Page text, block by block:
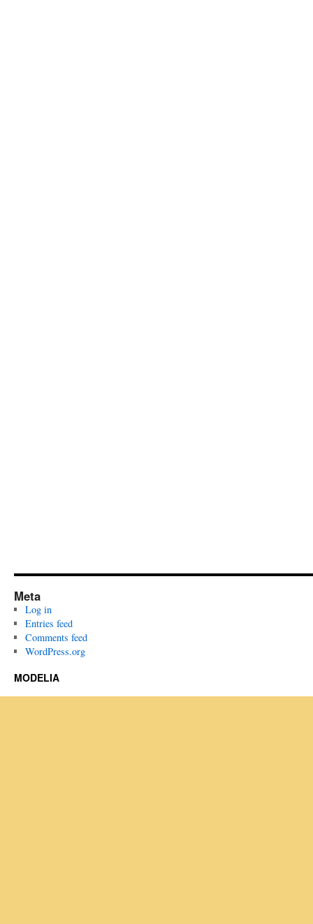
Meta
Log in
Entries feed
Comments feed
WordPress.org
MODELIA